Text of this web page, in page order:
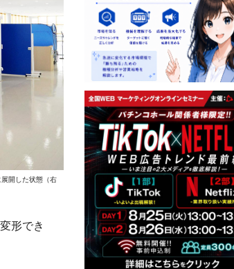
開した状態（右
形でき